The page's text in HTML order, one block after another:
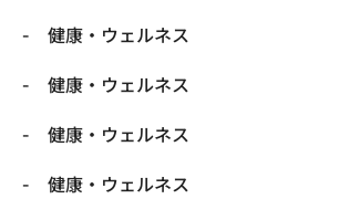
健康・ウェルネス
健康・ウェルネス
健康・ウェルネス
健康・ウェルネス